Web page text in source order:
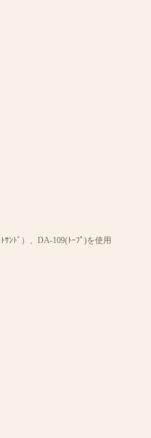
ｻﾝﾄﾞ）、DA-109(ﾄｰﾌﾟ)を使用